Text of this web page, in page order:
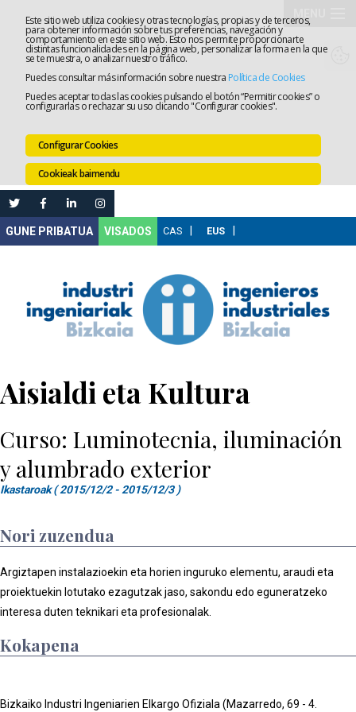
Este sitio web utiliza cookies y otras tecnologías, propias y de terceros,
para obtener información sobre tus preferencias, navegación y
comportamiento en este sitio web. Esto nos permite proporcionarte
distintas funcionalidades en la página web, personalizar la forma en la que
se te muestra, o analizar nuestro tráfico.
Puedes consultar más información sobre nuestra Política de Cookies
Puedes aceptar todas las cookies pulsando el botón “Permitir cookies” o
configurarlas o rechazar su uso clicando "Configurar cookies".
Configurar Cookies
Cookieak baimendu
VISADOS
Aisialdi eta Kultura
Curso: Luminotecnia, iluminación
y alumbrado exterior
Ikastaroak ( 2015/12/2 - 2015/12/3 )
Nori zuzendua
Argiztapen instalazioekin eta horien inguruko elementu, araudi eta
proiektuekin lotutako ezagutzak jaso, sakondu edo eguneratzeko
interesa duten teknikari eta profesionalak.
Kokapena
Bizkaiko Industri Ingeniarien Elkargo Ofiziala (Mazarredo, 69 - 4.
Elkargoa
Lanaren
Leihatila